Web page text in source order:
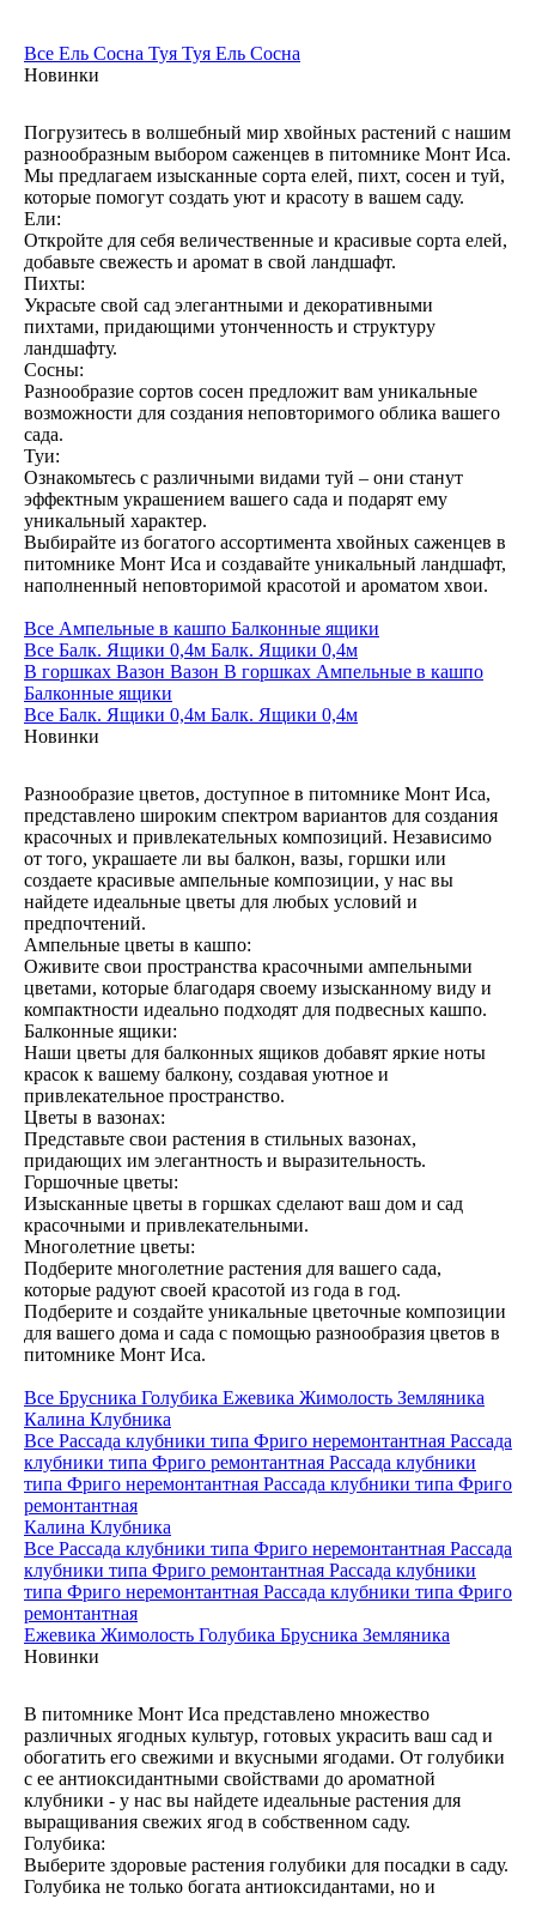
Все Ель Сосна Туя Туя Ель Сосна
Новинки
Погрузитесь в волшебный мир хвойных растений с нашим
разнообразным выбором саженцев в питомнике Монт Иса.
Мы предлагаем изысканные сорта елей, пихт, сосен и туй,
которые помогут создать уют и красоту в вашем саду.
Ели:
Откройте для себя величественные и красивые сорта елей,
добавьте свежесть и аромат в свой ландшафт.
Пихты:
Украсьте свой сад элегантными и декоративными
пихтами, придающими утонченность и структуру
ландшафту.
Сосны:
Разнообразие сортов сосен предложит вам уникальные
возможности для создания неповторимого облика вашего
сада.
Туи:
Ознакомьтесь с различными видами туй – они станут
эффектным украшением вашего сада и подарят ему
уникальный характер.
Выбирайте из богатого ассортимента хвойных саженцев в
питомнике Монт Иса и создавайте уникальный ландшафт,
наполненный неповторимой красотой и ароматом хвои.
Все Ампельные в кашпо Балконные ящики
Все Балк. Ящики 0,4м Балк. Ящики 0,4м
В горшках Вазон Вазон В горшках Ампельные в кашпо
Балконные ящики
Все Балк. Ящики 0,4м Балк. Ящики 0,4м
Новинки
Разнообразие цветов, доступное в питомнике Монт Иса,
представлено широким спектром вариантов для создания
красочных и привлекательных композиций. Независимо
от того, украшаете ли вы балкон, вазы, горшки или
создаете красивые ампельные композиции, у нас вы
найдете идеальные цветы для любых условий и
предпочтений.
Ампельные цветы в кашпо:
Оживите свои пространства красочными ампельными
цветами, которые благодаря своему изысканному виду и
компактности идеально подходят для подвесных кашпо.
Балконные ящики:
Наши цветы для балконных ящиков добавят яркие ноты
красок к вашему балкону, создавая уютное и
привлекательное пространство.
Цветы в вазонах:
Представьте свои растения в стильных вазонах,
придающих им элегантность и выразительность.
Горшочные цветы:
Изысканные цветы в горшках сделают ваш дом и сад
красочными и привлекательными.
Многолетние цветы:
Подберите многолетние растения для вашего сада,
которые радуют своей красотой из года в год.
Подберите и создайте уникальные цветочные композиции
для вашего дома и сада с помощью разнообразия цветов в
питомнике Монт Иса.
Все Брусника Голубика Ежевика Жимолость Земляника
Калина Клубника
Все Рассада клубники типа Фриго неремонтантная Рассада
клубники типа Фриго ремонтантная Рассада клубники
типа Фриго неремонтантная Рассада клубники типа Фриго
ремонтантная
Калина Клубника
Все Рассада клубники типа Фриго неремонтантная Рассада
клубники типа Фриго ремонтантная Рассада клубники
типа Фриго неремонтантная Рассада клубники типа Фриго
ремонтантная
Ежевика Жимолость Голубика Брусника Земляника
Новинки
В питомнике Монт Иса представлено множество
различных ягодных культур, готовых украсить ваш сад и
обогатить его свежими и вкусными ягодами. От голубики
с ее антиоксидантными свойствами до ароматной
клубники - у нас вы найдете идеальные растения для
выращивания свежих ягод в собственном саду.
Голубика:
Выберите здоровые растения голубики для посадки в саду.
Голубика не только богата антиоксидантами, но и